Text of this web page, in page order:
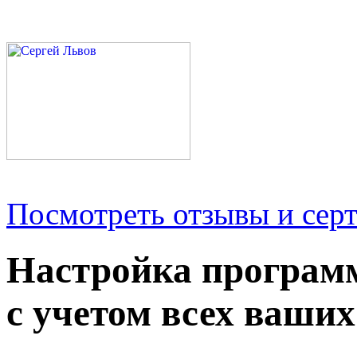
Посмотреть отзывы и
Настройка
с учетом всех